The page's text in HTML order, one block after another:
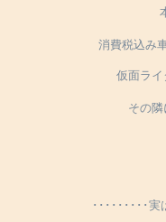
消費税込み
仮面ラ
その
･････････